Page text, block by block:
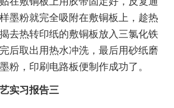
墨粉就完全吸附在敷铜板上，趁热
去热转印纸的敷铜板放入三氯化铁
后取出用热水冲洗，最后用砂纸磨
粉，印刷电路板便制作成功了。
实习报告三